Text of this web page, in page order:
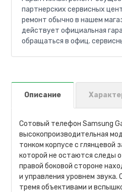
партнерских сервисных
ремонт обычно в нашем
действует официальная
обращаться в офиц.
Описание
Сотовый телефон Samsung
высокопроизводительная
тонком корпусе с глянцевой
которой не остаются следы
правой боковой стороне
и управления уровнем звука.
тремя объективами и